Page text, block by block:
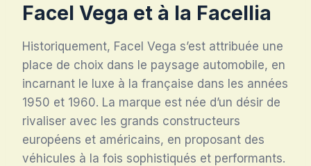
Facel Vega et à la Facellia
Historiquement, Facel Vega s’est attribuée une
place de choix dans le paysage automobile, en
incarnant le luxe à la française dans les années
1950 et 1960. La marque est née d’un désir de
rivaliser avec les grands constructeurs
européens et américains, en proposant des
véhicules à la fois sophistiqués et performants.